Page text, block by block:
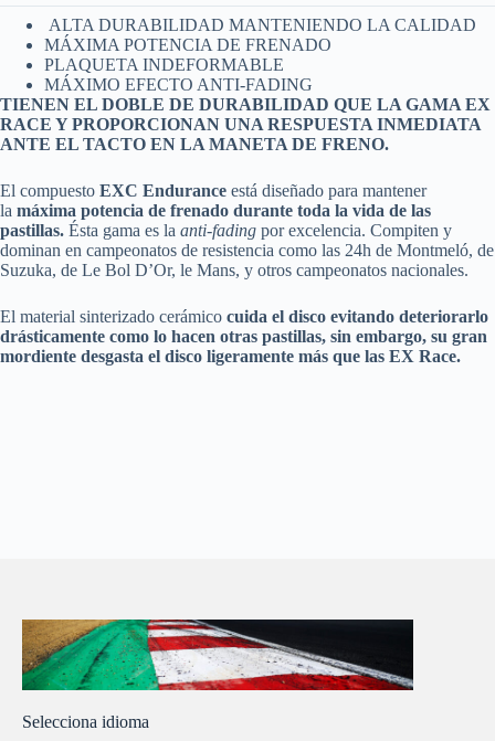
ALTA DURABILIDAD MANTENIENDO LA CALIDAD
MÁXIMA POTENCIA DE FRENADO
PLAQUETA INDEFORMABLE
MÁXIMO EFECTO ANTI-FADING
TIENEN EL DOBLE DE DURABILIDAD QUE LA GAMA EX
RACE Y PROPORCIONAN UNA RESPUESTA INMEDIATA
ANTE EL TACTO EN LA MANETA DE FRENO.
El compuesto EXC Endurance está diseñado para mantener
la máxima potencia de frenado durante toda la vida de las
pastillas. Ésta gama es la anti-fading por excelencia. Compiten y
dominan en campeonatos de resistencia como las 24h de Montmeló, de
Suzuka, de Le Bol D’Or, le Mans, y otros campeonatos nacionales.
El material sinterizado cerámico cuida el disco evitando deteriorarlo
drásticamente como lo hacen otras pastillas, sin embargo, su gran
mordiente desgasta el disco ligeramente más que las EX Race.
Selecciona idioma